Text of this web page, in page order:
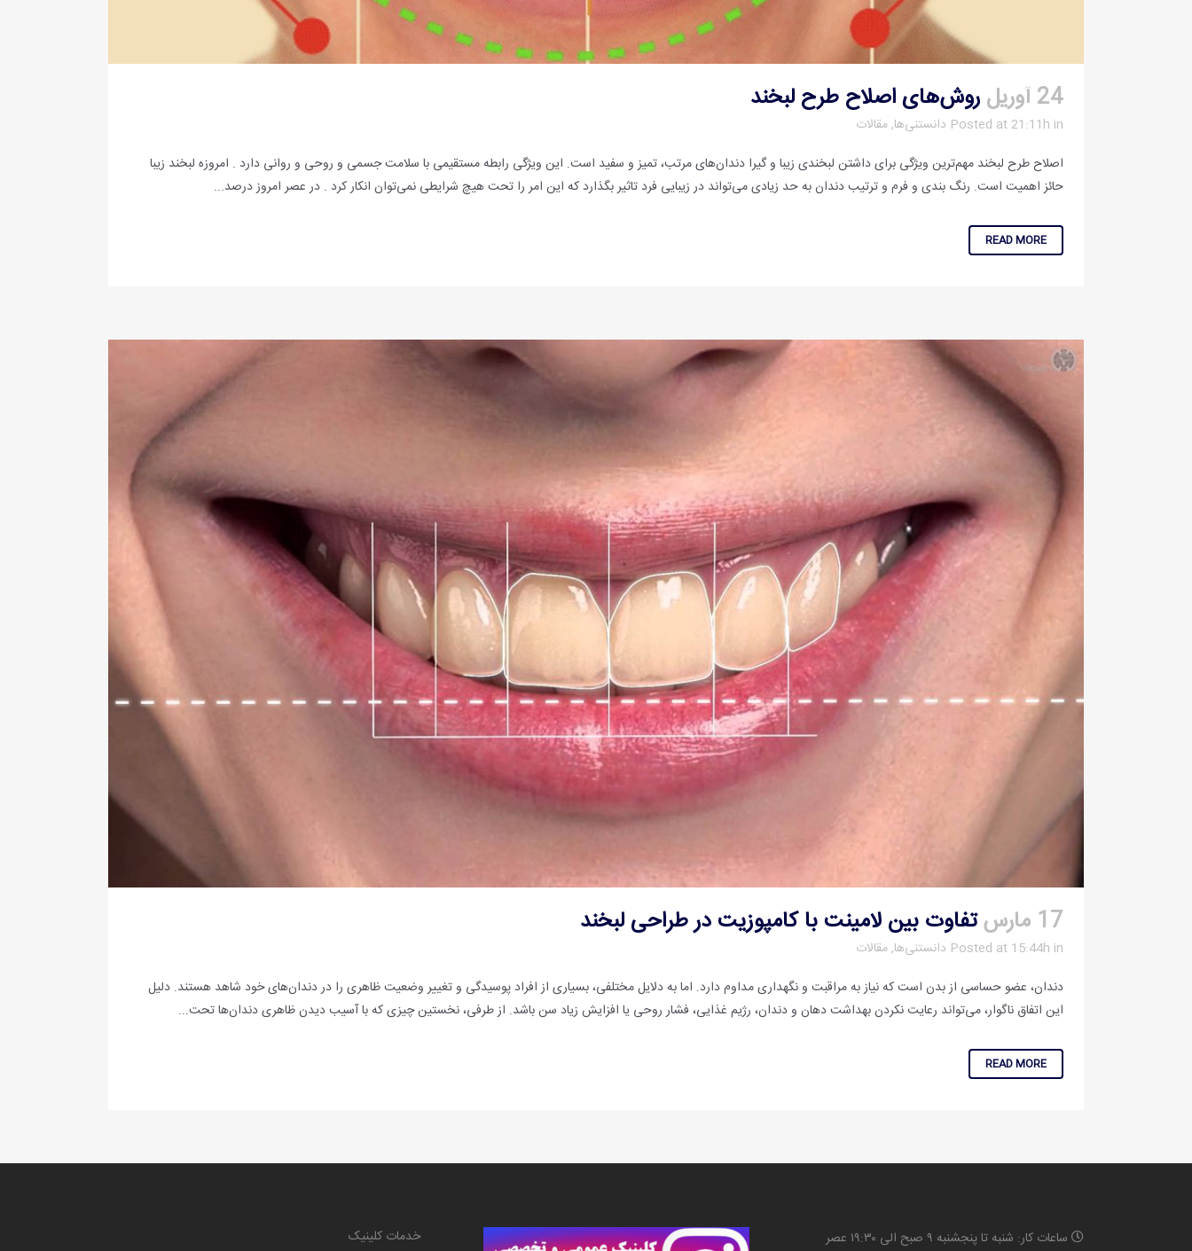
24 آوریل روش‌های اصلاح طرح لبخند
Posted at 21:11h in دانستنی‌ها,مقالات
اصلاح طرح لبخند مهم‌ترین ویژگی برای داشتن لبخندی زیبا و گیرا دندان‌های مرتب، تمیز و سفید است. این ویژگی رابطه مستقیمی با سلامت جسمی و روحی و روانی دارد . امروزه لبخند زیبا
حائز اهمیت است. رنگ بندی و فرم و ترتیب دندان به حد زیادی می‌تواند در زیبایی فرد تاثیر بگذارد که این امر را تحت هیچ شرایطی نمی‌توان انکار کرد . در عصر امروز درصد...
READ MORE
17 مارس تفاوت بین لامینت با کامپوزیت در طراحی لبخند
Posted at 15:44h in دانستنی‌ها,مقالات
دندان، عضو حساسی از بدن است که نیاز به مراقبت و نگهداری مداوم دارد. اما به دلایل مختلفی، بسیاری از افراد پوسیدگی و تغییر وضعیت ظاهری را در دندان‌های خود شاهد هستند. دلیل
این اتفاق ناگوار، می‌تواند رعایت نکردن بهداشت دهان و دندان، رژیم غذایی، فشار روحی یا افزایش زیاد سن باشد. از طرفی، ‌نخستین چیزی که با آسیب دیدن ظاهری دندان‌ها تحت...
READ MORE
ساعات کار: شنبه تا پنجشنبه ۹ صبح الی ۱۹:۳۰ عصر خدمات کلینیک